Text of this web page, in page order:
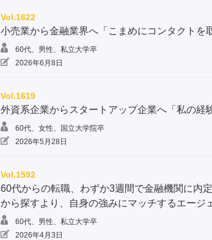
Vol.1622
小売業から金融業界へ「こまめにコンタクトを
60代、男性、私立大学卒
2026年6月8日
Vol.1619
外資系企業からスタートアップ企業へ「私の経
60代、女性、国立大学院卒
2026年5月28日
Vol.1592
60代からの転職、わずか3週間で金融機関に内
から探すより、自身の強みにマッチするエージ
60代、男性、私立大学卒
2026年4月3日